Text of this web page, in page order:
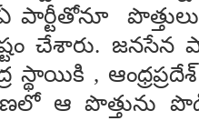
పొత్తులు
చేశారు. జనసేన
స్థాయికి ,
ఆ పొత్తును